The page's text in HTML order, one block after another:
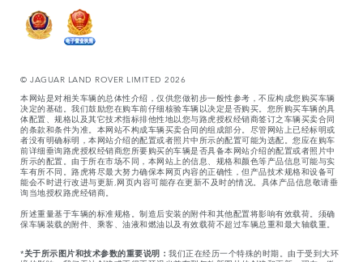
© JAGUAR LAND ROVER LIMITED 2026
本网站是对相关车辆的总体性介绍，仅供您做初步一般性参考，不应构成您购买车辆
决定的基础。我们鼓励您在购车前仔细核验车辆以决定是否购买。您所购买车辆的具
体配置、规格以及其它技术指标排他性地以您与路虎授权经销商签订之车辆买卖合同
的条款和条件为准。本网站不构成车辆买卖合同的组成部分。尽管网站上已经标明或
者没有明确标明，本网站介绍的配置或者照片中所示的配置可能为选配。您应在购车
前详细垂询路虎授权经销商您所要购买的车辆是否具备本网站介绍的配置或者照片中
所示的配置。由于所在市场不同，本网站上的信息、规格和颜色等产品信息可能与实
车有所不同。路虎将尽最大努力确保本网页内容的正确性，但产品技术规格和设备可
能会不时进行改进与更新,网页内容可能存在更新不及时的情况。具体产品信息敬请垂
询当地授权路虎经销商。
所述重量基于车辆的标准规格。制造后安装的附件和其他配置将影响有效载荷。须确
保车辆装载的附件、乘客、油液和燃油以及有效载荷不超过车辆总重和最大轴载重。
*关于所示图片和技术参数的重要说明： 我们正在经历一个特殊的时期。由于受到大环